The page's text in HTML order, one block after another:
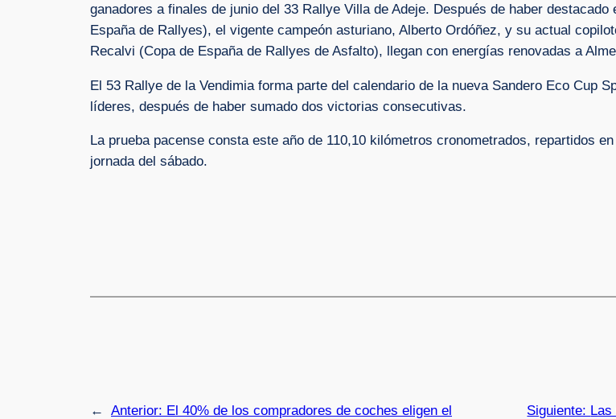
ganadores a finales de junio del 33 Rallye Villa de Adeje. Después de haber
España de Rallyes), el vigente campeón asturiano, Alberto Ordóñez, y su actual
Recalvi (Copa de España de Rallyes de Asfalto), llegan con energías renovadas a
El 53 Rallye de la Vendimia forma parte del calendario de la nueva Sandero Eco Cup
líderes, después de haber sumado dos victorias consecutivas.
La prueba pacense consta este año de 110,10 kilómetros cronometrados, repartidos
jornada del sábado.
← Anterior: El 40% de los compradores de coches eligen el
Siguiente: Las